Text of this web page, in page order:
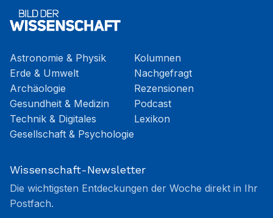
Astronomie & Physik
Erde & Umwelt
Archäologie
Gesundheit & Medizin
Technik & Digitales
Gesellschaft & Psychologie
Kolumnen
Nachgefragt
Rezensionen
Podcast
Lexikon
Wissenschaft-Newsletter
Die wichtigsten Entdeckungen der Woche direkt in Ihr
Postfach.